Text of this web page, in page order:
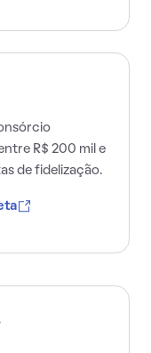
R$ 200 mil e
de fidelização.